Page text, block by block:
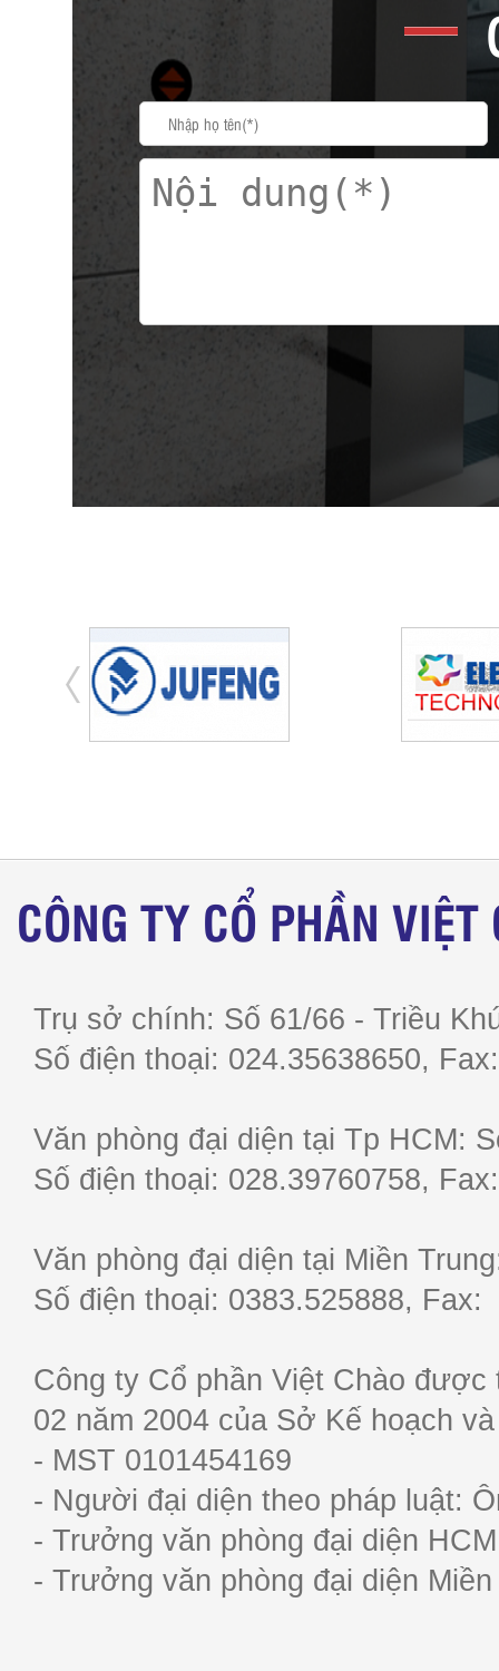
CÔNG TY CỔ PHẦN VIỆT
Trụ sở chính: Số 61/66 - Triều
Số điện thoại: 024.35638650,
Văn phòng đại diện tại Tp HCM:
Số điện thoại: 028.39760758,
Văn phòng đại diện tại Miền
Số điện thoại: 0383.525888,
Công ty Cổ phần Việt Chào được
02 năm 2004 của Sở Kế hoạch
- MST 0101454169
- Người đại diện theo pháp luật:
- Trưởng văn phòng đại diện
- Trưởng văn phòng đại diện